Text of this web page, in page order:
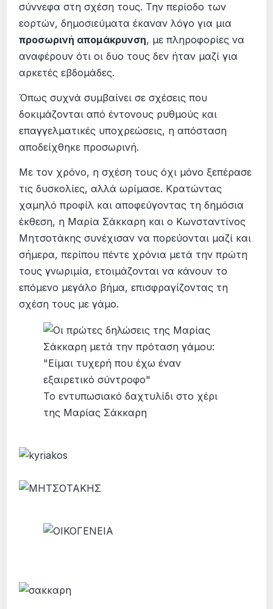
σύννεφα στη σχέση τους. Την περίοδο των
εορτών, δημοσιεύματα έκαναν λόγο για μια
προσωρινή απομάκρυνση, με πληροφορίες να
αναφέρουν ότι οι δυο τους δεν ήταν μαζί για
αρκετές εβδομάδες.
Όπως συχνά συμβαίνει σε σχέσεις που
δοκιμάζονται από έντονους ρυθμούς και
επαγγελματικές υποχρεώσεις, η απόσταση
αποδείχθηκε προσωρινή.
Με τον χρόνο, η σχέση τους όχι μόνο ξεπέρασε
τις δυσκολίες, αλλά ωρίμασε. Κρατώντας
χαμηλό προφίλ και αποφεύγοντας τη δημόσια
έκθεση, η Μαρία Σάκκαρη και ο Κωνσταντίνος
Μητσοτάκης συνέχισαν να πορεύονται μαζί και
σήμερα, περίπου πέντε χρόνια μετά την πρώτη
τους γνωριμία, ετοιμάζονται να κάνουν το
επόμενο μεγάλο βήμα, επισφραγίζοντας τη
σχέση τους με γάμο.
Το εντυπωσιακό δαχτυλίδι στο χέρι
της Μαρίας Σάκκαρη